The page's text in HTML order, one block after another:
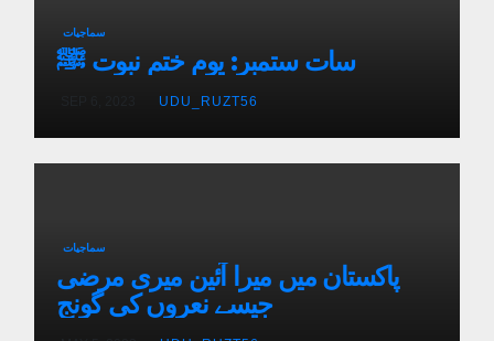
سماجیات
سات ستمبر: یوم ختم نبوت ﷺ
UDU_RUZT56
سماجیات
پاکستان میں میرا آئین میری مرضی
جیسے نعروں کی گونج